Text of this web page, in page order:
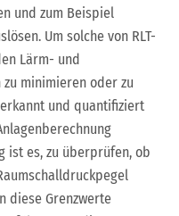
und zum Beispiel
Um solche von RLT-
Lärm- und
minimieren oder zu
und quantifiziert
ist es, zu überprüfen, ob
diese Grenzwerte